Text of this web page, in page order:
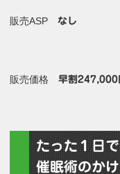
販売ASP なし
販売価格早割247,000
たった１日
催眠術のか